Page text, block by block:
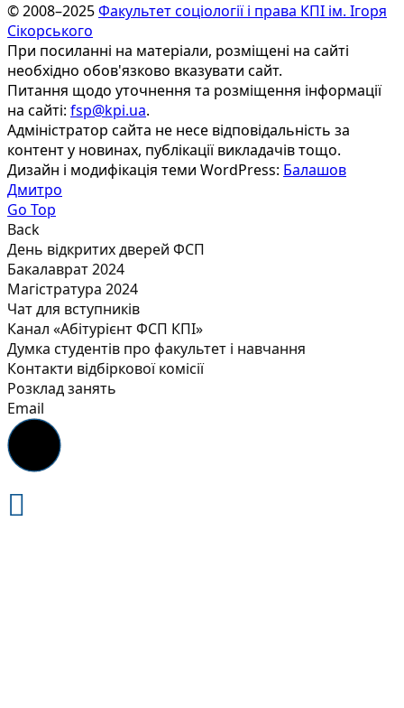
© 2008–2025Факультет соціології і права КПІ ім. Ігоря
Сікорського
При посиланні на матеріали, розміщені на сайті
необхідно обов'язково вказувати сайт.
Питання щодо уточнення та розміщення інформації
на сайті: fsp@kpi.ua.
Адміністратор сайта не несе відповідальність за
контент у новинах, публікації викладачів тощо.
Дизайн і модифікація теми WordPress: Балашов
Дмитро
Go Top
Back
День відкритих дверей ФСП
Бакалаврат 2024
Магістратура 2024
Чат для вступників
Канал «Абітурієнт ФСП КПІ»
Думка студентів про факультет і навчання
Контакти відбіркової комісії
Розклад занять
Email